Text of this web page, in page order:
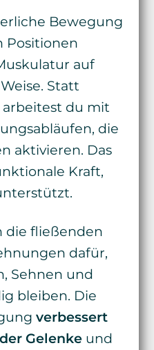
Bewegung
Positionen
auf
Statt
du mit
die
aktivieren. Das
Kraft,
die fließenden
dafür,
Sehnen und
bleiben. Die
verbessert
Gelenkeund